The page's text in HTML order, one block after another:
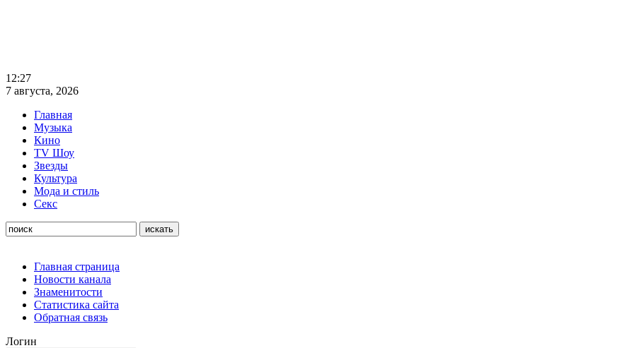
12:27
7 августа, 2026
Главная
Музыка
Кино
TV Шоу
Звезды
Культура
Мода и стиль
Секс
Главная страница
Новости канала
Знаменитости
Статистика сайта
Обратная связь
Логин